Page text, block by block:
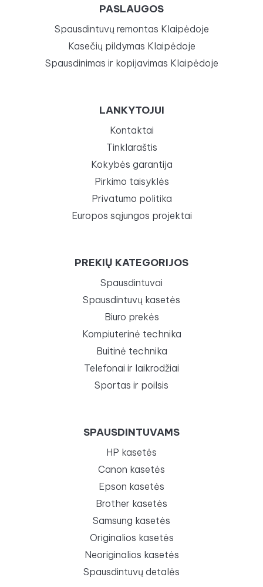
PASLAUGOS
Spausdintuvų remontas Klaipėdoje
Kasečių pildymas Klaipėdoje
Spausdinimas ir kopijavimas Klaipėdoje
LANKYTOJUI
Kontaktai
Tinklaraštis
Kokybės garantija
Pirkimo taisyklės
Privatumo politika
Europos sąjungos projektai
PREKIŲ KATEGORIJOS
Spausdintuvai
Spausdintuvų kasetės
Biuro prekės
Kompiuterinė technika
Buitinė technika
Telefonai ir laikrodžiai
Sportas ir poilsis
SPAUSDINTUVAMS
HP kasetės
Canon kasetės
Epson kasetės
Brother kasetės
Samsung kasetės
Originalios kasetės
Neoriginalios kasetės
Spausdintuvų detalės